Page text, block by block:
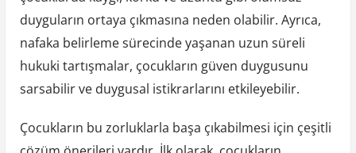
duyguların ortaya çıkmasına neden olabilir. Ayrıca,
nafaka belirleme sürecinde yaşanan uzun süreli
hukuki tartışmalar, çocukların güven duygusunu
sarsabilir ve duygusal istikrarlarını etkileyebilir.
Çocukların bu zorluklarla başa çıkabilmesi için çeşitli